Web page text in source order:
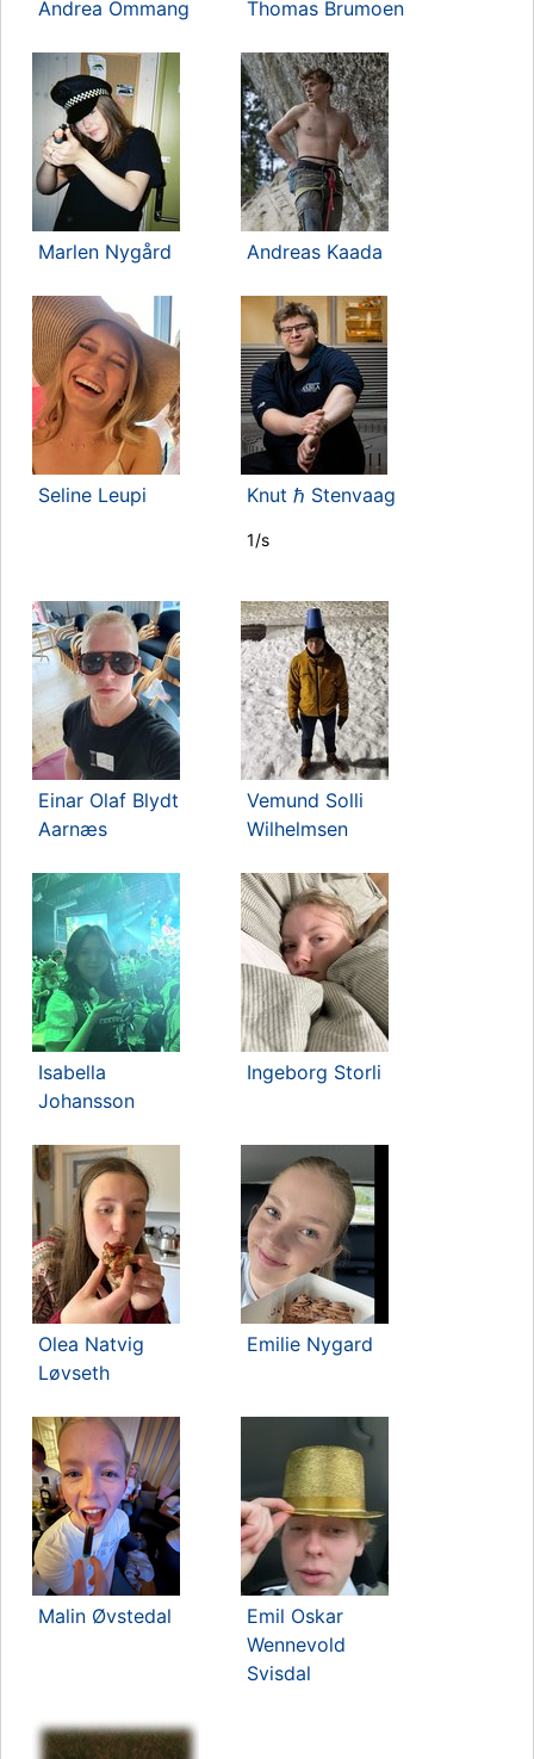
Andrea Ommang Thomas Brumoen
Marlen Nygård Andreas Kaada
Seline Leupi Knut ℏ Stenvaag
1/s
Einar Olaf Blydt
Aarnæs
Vemund Solli
Wilhelmsen
Isabella
Johansson
Ingeborg Storli
Olea Natvig
Løvseth
Emilie Nygard
Malin Øvstedal
Emil Oskar
Wennevold
Svisdal